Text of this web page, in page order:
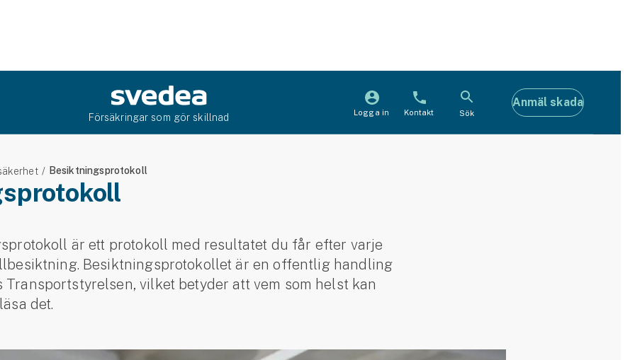
Försäkringar som gör skillnad Logga in Kontakt Sök
Anmäl skada
Besiktningsprotokoll
är ett protokoll med resultatet du får efter varje
Besiktningsprotokollet är en offentlig handling
Transportstyrelsen, vilket betyder att vem som helst kan
det.